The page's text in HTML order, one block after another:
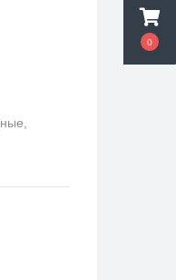
0